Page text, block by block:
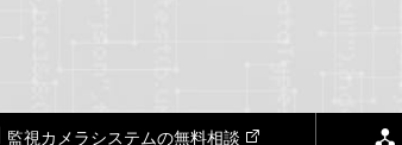
監視カメラシステムの無料相談